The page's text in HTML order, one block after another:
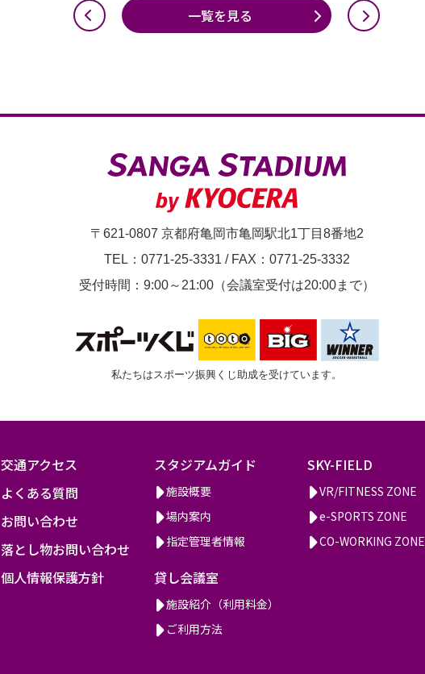
一覧を見る
〒621-0807 京都府亀岡市亀岡駅北1丁目8番地2
TEL：0771-25-3331 / FAX：0771-25-3332
受付時間：9:00～21:00（会議室受付は20:00まで）
私たちはスポーツ振興くじ助成を受けています。
交通アクセス
よくある質問
お問い合わせ
落とし物お問い合わせ
個人情報保護方針
スタジアムガイド
施設概要
場内案内
指定管理者情報
貸し会議室
施設紹介（利用料金）
ご利用方法
SKY-FIELD
VR/FITNESS ZONE
e-SPORTS ZONE
CO-WORKING ZONE